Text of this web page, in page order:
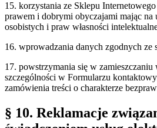
15. korzystania ze Sklepu
prawem i dobrymi obyczajami mając na
osobistych i praw własności
16. wprowadzania danych zgodnych ze
17. powstrzymania się w
szczególności w Formularzu
zamówienia treści o charakterze
§ 10. Reklamacje